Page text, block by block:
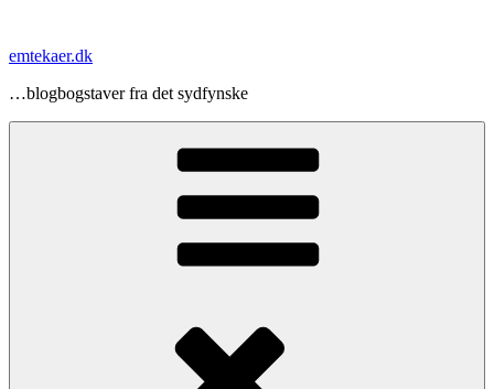
indhold
emtekaer.dk
…blogbogstaver fra det sydfynske